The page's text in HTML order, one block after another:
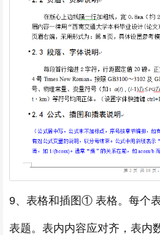
9、表格和插图① 表格。每个
表题。表内内容应对齐，表内